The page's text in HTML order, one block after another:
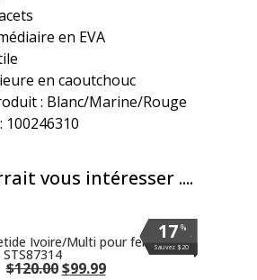
en EVA
en caoutchouc
: Blanc/Marine/Rouge
vous intéresser ....
%
.
17
Sauvez $20
%
.
17
Sauvez $20
%
.
17
Sauvez $20
%
.
17
Sauvez $20
%
.
17
Sauvez $20
%
.
17
Sauvez $20
%
.
17
Sauvez $20
%
.
17
Sauvez $20
Ivoire/Multi pour femmes
STS87314
$120.00 $99.99